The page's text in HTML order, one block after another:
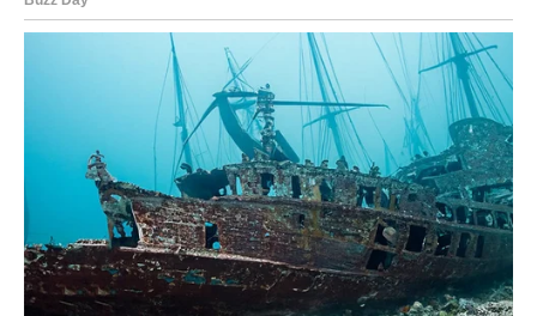
Ljudi vas primjećuju.
Prave prilike dolaze.
Nove mogućnosti se pojavljuju.
A vi konačno počinjete osjećati da se život kreće u pravcu
koji ste dugo željeli.